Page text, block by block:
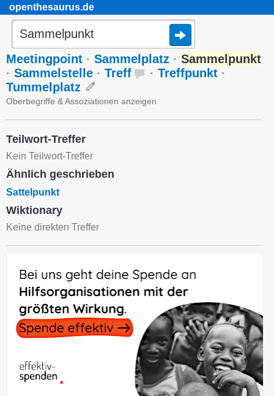
openthesaurus.de
Meetingpoint · Sammelplatz · Sammelpunkt
· Sammelstelle · Treff · Treffpunkt ·
Tummelplatz
Oberbegriffe & Assoziationen anzeigen
Teilwort-Treffer
Kein Teilwort-Treffer
Ähnlich geschrieben
Sattelpunkt
Wiktionary
Keine direkten Treffer